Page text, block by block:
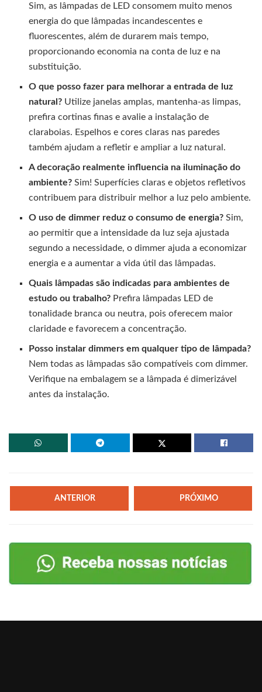
Sim, as lâmpadas de LED consomem muito menos
energia do que lâmpadas incandescentes e
fluorescentes, além de durarem mais tempo,
proporcionando economia na conta de luz e na
substituição.
O que posso fazer para melhorar a entrada de luz
natural? Utilize janelas amplas, mantenha-as limpas,
prefira cortinas finas e avalie a instalação de
claraboias. Espelhos e cores claras nas paredes
também ajudam a refletir e ampliar a luz natural.
A decoração realmente influencia na iluminação do
ambiente? Sim! Superfícies claras e objetos refletivos
contribuem para distribuir melhor a luz pelo ambiente.
O uso de dimmer reduz o consumo de energia? Sim,
ao permitir que a intensidade da luz seja ajustada
segundo a necessidade, o dimmer ajuda a economizar
energia e a aumentar a vida útil das lâmpadas.
Quais lâmpadas são indicadas para ambientes de
estudo ou trabalho? Prefira lâmpadas LED de
tonalidade branca ou neutra, pois oferecem maior
claridade e favorecem a concentração.
Posso instalar dimmers em qualquer tipo de lâmpada?
Nem todas as lâmpadas são compatíveis com dimmer.
Verifique na embalagem se a lâmpada é dimerizável
antes da instalação.
ANTERIOR PRÓXIMO